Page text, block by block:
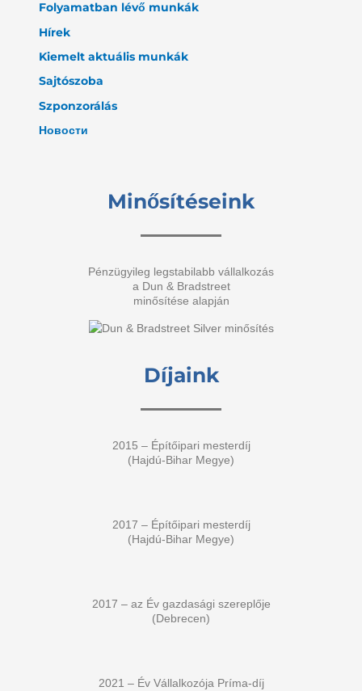
Folyamatban lévő munkák
Hírek
Kiemelt aktuális munkák
Sajtószoba
Szponzorálás
Новости
Minősítéseink
Pénzügyileg legstabilabb vállalkozás
a Dun & Bradstreet
minősítése alapján
Díjaink
2015 – Építőipari mesterdíj
(Hajdú-Bihar Megye)
2017 – Építőipari mesterdíj
(Hajdú-Bihar Megye)
2017 – az Év gazdasági szereplője
(Debrecen)
2021 – Év Vállalkozója Príma-díj